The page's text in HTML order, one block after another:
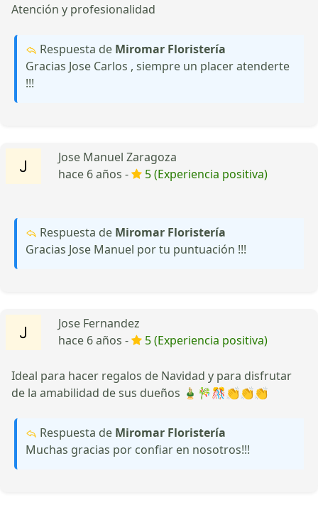
Atención y profesionalidad
Respuesta de Miromar Floristería
Gracias Jose Carlos , siempre un placer atenderte
!!!
Jose Manuel Zaragoza
hace 6 años -
5 (Experiencia positiva)
Respuesta de Miromar Floristería
Gracias Jose Manuel por tu puntuación !!!
Jose Fernandez
hace 6 años -
5 (Experiencia positiva)
Ideal para hacer regalos de Navidad y para disfrutar
de la amabilidad de sus dueños 🎍🎋🎊👏👏👏
Respuesta de Miromar Floristería
Muchas gracias por confiar en nosotros!!!